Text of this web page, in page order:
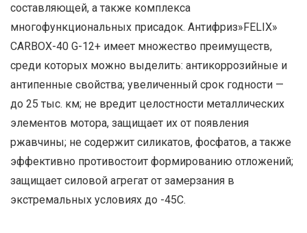
составляющей, а также комплекса
многофункциональных присадок. Антифриз»FELIX»
CARBOX-40 G-12+ имеет множество преимуществ,
среди которых можно выделить: антикоррозийные и
антипенные свойства; увеличенный срок годности —
до 25 тыс. км; не вредит целостности металлических
элементов мотора, защищает их от появления
ржавчины; не содержит силикатов, фосфатов, а также
эффективно противостоит формированию отложений;
защищает силовой агрегат от замерзания в
экстремальных условиях до -45С.